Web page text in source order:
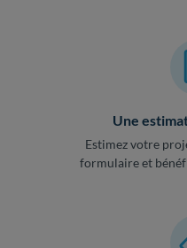
Une
Estimez votre
formulaire et